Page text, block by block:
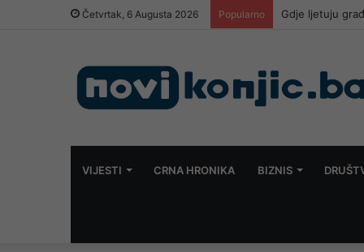
Četvrtak, 6 Augusta 2026 Popularno Gdje ljetuju
VIJESTI CRNA HRONIKA BIZNIS